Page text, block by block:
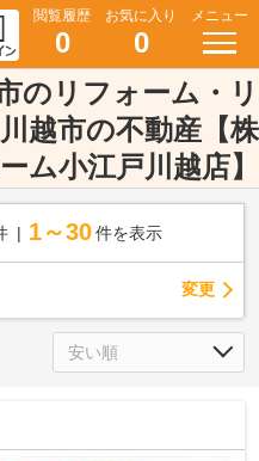
閲覧履歴
0
お気に入り
0
メニュー
のリフォーム・リ
越市の不動産【株
ム小江戸川越店】
1～30 件を表示
変更